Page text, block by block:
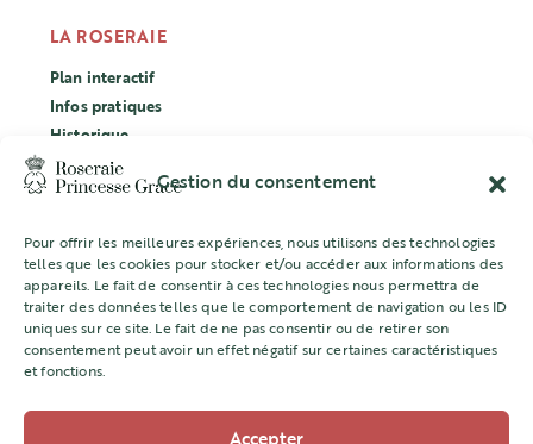
Gestion du consentement
Pour offrir les meilleures expériences, nous utilisons des technologies
telles que les cookies pour stocker et/ou accéder aux informations des
appareils. Le fait de consentir à ces technologies nous permettra de
traiter des données telles que le comportement de navigation ou les ID
uniques sur ce site. Le fait de ne pas consentir ou de retirer son
consentement peut avoir un effet négatif sur certaines caractéristiques
et fonctions.
Accepter
LA ROSERAIE
Plan interactif
Infos pratiques
Historique
Évènements
Labellisation Ecocert
CONCOURS
L’ASSOCIATION
Mentions légales